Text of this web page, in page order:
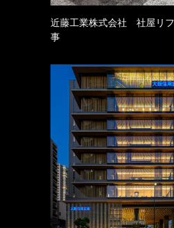
近藤工業株式会社 社屋リ
事